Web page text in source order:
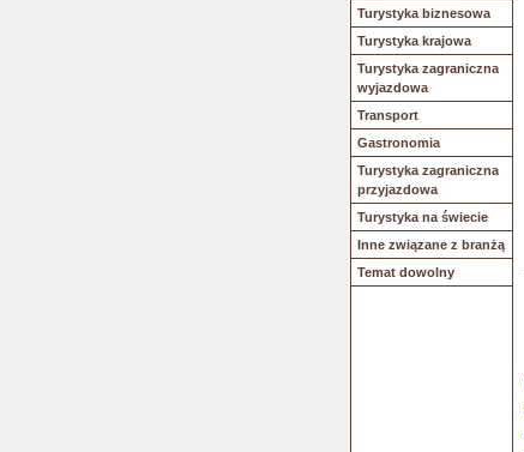
Turystyka biznesowa
Turystyka krajowa
Turystyka zagraniczna
wyjazdowa
Transport
Gastronomia
Turystyka zagraniczna
przyjazdowa
Turystyka na świecie
Inne związane z branżą
Temat dowolny